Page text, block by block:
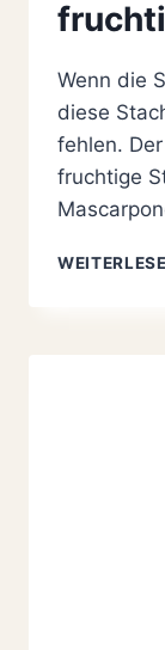
Wenn die
diese
fehlen.
fruchtige